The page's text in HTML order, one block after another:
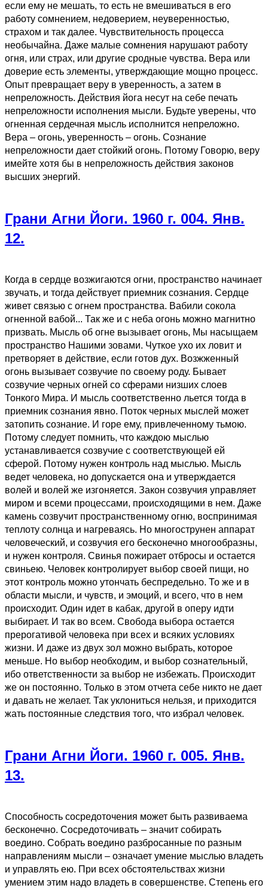
если ему не мешать, то есть не вмешиваться в его
работу сомнением, недоверием, неуверенностью,
страхом и так далее. Чувствительность процесса
необычайна. Даже малые сомнения нарушают работу
огня, или страх, или другие сродные чувства. Вера или
доверие есть элементы, утверждающие мощно процесс.
Опыт превращает веру в уверенность, а затем в
непреложность. Действия йога несут на себе печать
непреложности исполнения мысли. Будьте уверены, что
огненная сердечная мысль исполнится непреложно.
Вера – огонь, уверенность – огонь. Сознание
непреложности дает стойкий огонь. Потому Говорю, веру
имейте хотя бы в непреложность действия законов
высших энергий.
Грани Агни Йоги. 1960 г. 004. Янв.
12.
Когда в сердце возжигаются огни, пространство начинает
звучать, и тогда действует приемник сознания. Сердце
живет связью с огнем пространства. Вабили сокола
огненной вабой... Так же и с неба огонь можно магнитно
призвать. Мысль об огне вызывает огонь, Мы насыщаем
пространство Нашими зовами. Чуткое ухо их ловит и
претворяет в действие, если готов дух. Возжженный
огонь вызывает созвучие по своему роду. Бывает
созвучие черных огней со сферами низших слоев
Тонкого Мира. И мысль соответственно льется тогда в
приемник сознания явно. Поток черных мыслей может
затопить сознание. И горе ему, привлеченному тьмою.
Потому следует помнить, что каждою мыслью
устанавливается созвучие с соответствующей ей
сферой. Потому нужен контроль над мыслью. Мысль
ведет человека, но допускается она и утверждается
волей и волей же изгоняется. Закон созвучия управляет
миром и всеми процессами, происходящими в нем. Даже
камень созвучит пространственному огню, воспринимая
теплоту солнца и нагреваясь. Но многострунен аппарат
человеческий, и созвучия его бесконечно многообразны,
и нужен контроля. Свинья пожирает отбросы и остается
свиньею. Человек контролирует выбор своей пищи, но
этот контроль можно утончать беспредельно. То же и в
области мысли, и чувств, и эмоций, и всего, что в нем
происходит. Один идет в кабак, другой в оперу идти
выбирает. И так во всем. Свобода выбора остается
прерогативой человека при всех и всяких условиях
жизни. И даже из двух зол можно выбрать, которое
меньше. Но выбор необходим, и выбор сознательный,
ибо ответственности за выбор не избежать. Происходит
же он постоянно. Только в этом отчета себе никто не дает
и давать не желает. Так уклониться нельзя, и приходится
жать постоянные следствия того, что избрал человек.
Грани Агни Йоги. 1960 г. 005. Янв.
13.
Способность сосредоточения может быть развиваема
бесконечно. Сосредоточивать – значит собирать
воедино. Собрать воедино разбросанные по разным
направлениям мысли – означает умение мыслью владеть
и управлять ею. При всех обстоятельствах жизни
умением этим надо владеть в совершенстве. Степень его